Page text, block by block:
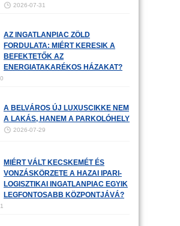
2026-07-31
AZ INGATLANPIAC ZÖLD
FORDULATA: MIÉRT KERESIK A
BEFEKTETŐK AZ
ENERGIATAKARÉKOS HÁZAKAT?
A BELVÁROS ÚJ LUXUSCIKKE NEM
A LAKÁS, HANEM A PARKOLÓHELY
2026-07-29
MIÉRT VÁLT KECSKEMÉT ÉS
VONZÁSKÖRZETE A HAZAI IPARI-
LOGISZTIKAI INGATLANPIAC EGYIK
LEGFONTOSABB KÖZPONTJÁVÁ?